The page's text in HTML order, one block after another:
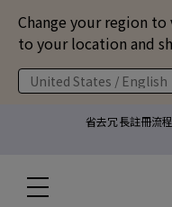
Change your region
to your location and
United States / English
省去冗長註冊流